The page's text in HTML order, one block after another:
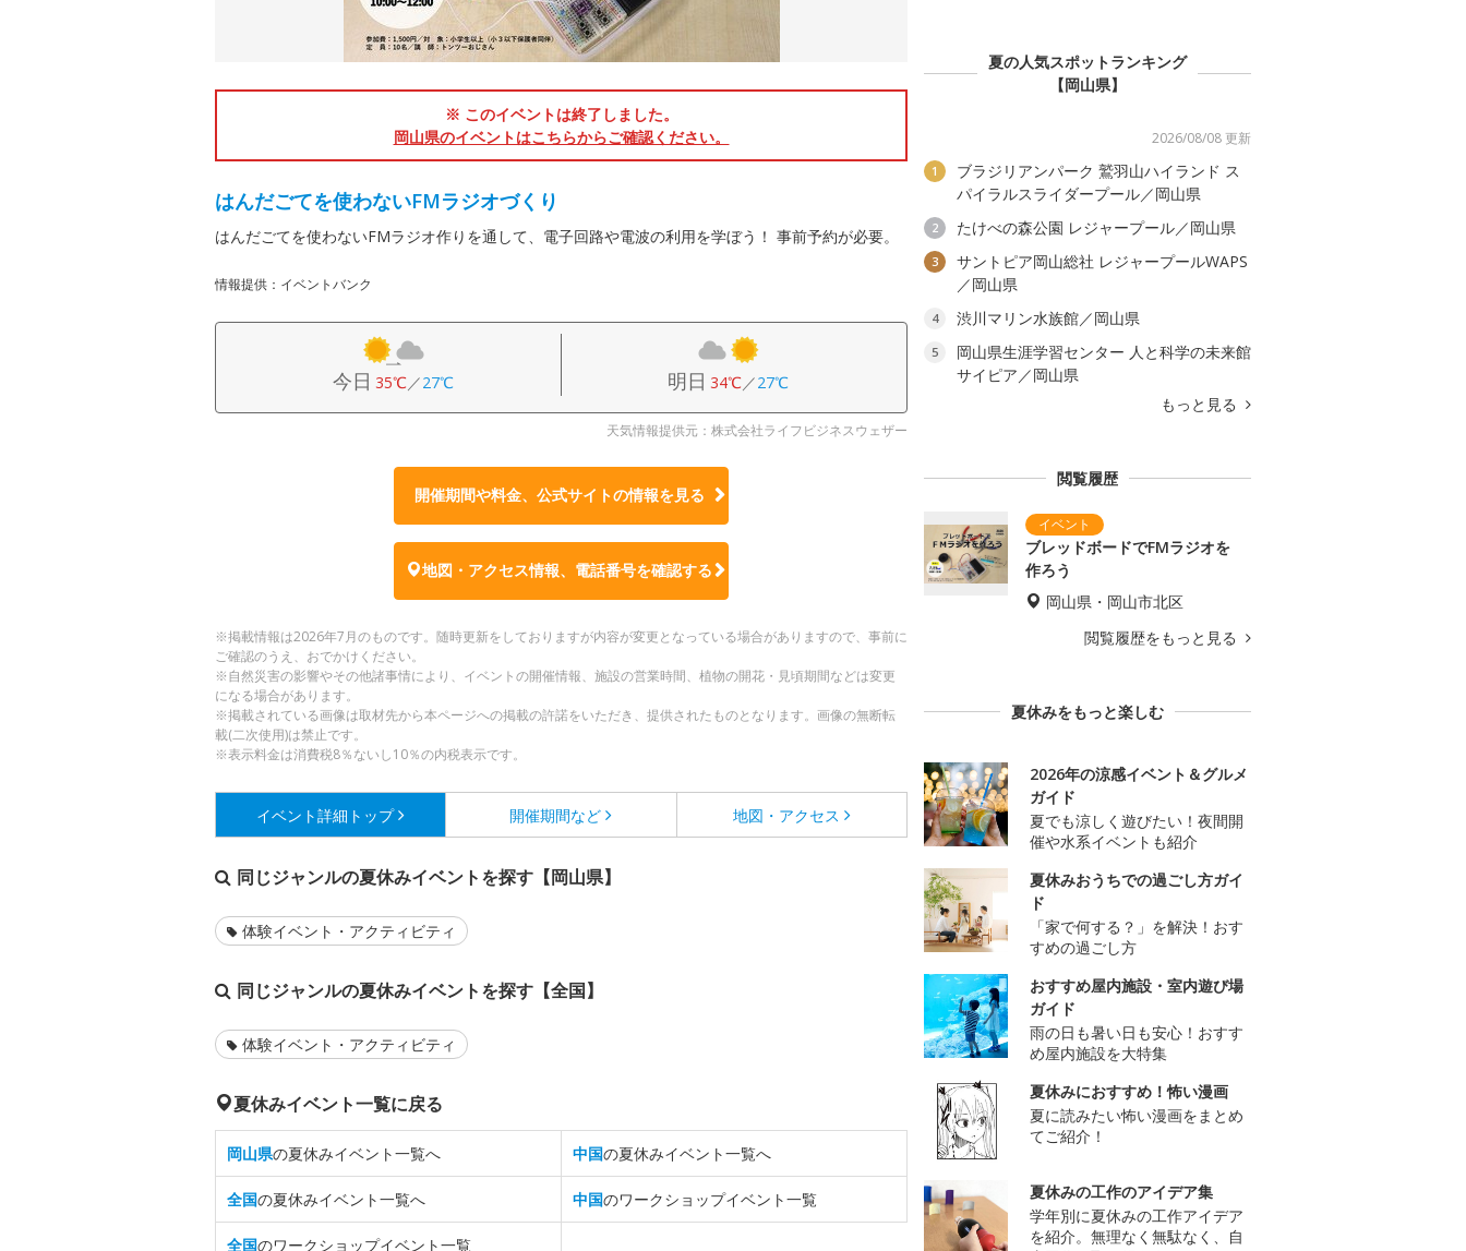
※ このイベントは終了しました。
岡山県のイベントはこちらからご確認ください。
はんだごてを使わないFMラジオづくり
はんだごてを使わないFMラジオ作りを通して、電子回路や電波の利用を学ぼう！ 事前予約が必要。
情報提供：イベントバンク
今日 35℃／27℃ 明日 34℃／27℃
天気情報提供元：株式会社ライフビジネスウェザー
開催期間や料金、公式サイトの情報を見る
地図・アクセス情報、電話番号を確認する
※掲載情報は2026年7月のものです。随時更新をしておりますが内容が変更となっている場合がありますので、事前に
ご確認のうえ、おでかけください。
※自然災害の影響やその他諸事情により、イベントの開催情報、施設の営業時間、植物の開花・見頃期間などは変更
になる場合があります。
※掲載されている画像は取材先から本ページへの掲載の許諾をいただき、提供されたものとなります。画像の無断転
載(二次使用)は禁止です。
※表示料金は消費税8％ないし10％の内税表示です。
イベント詳細 トップ 開催期間など 地図・アクセス
同じジャンルの夏休みイベントを探す【岡山県】
体験イベント・アクティビティ
同じジャンルの夏休みイベントを探す【全国】
体験イベント・アクティビティ
夏休みイベント一覧に戻る
岡山県の夏休みイベント一覧へ 中国の夏休みイベント一覧へ
全国の夏休みイベント一覧へ 中国のワークショップイベント一覧
全国のワークショップイベント一覧
夏の人気スポットランキング
【岡山県】
2026/08/08 更新
1
ブラジリアンパーク 鷲羽山ハイランド ス
パイラルスライダープール／岡山県
2 たけべの森公園 レジャープール／岡山県
3
サントピア岡山総社 レジャープールWAPS
／岡山県
4 渋川マリン水族館／岡山県
5
岡山県生涯学習センター 人と科学の未来館
サイピア／岡山県
もっと見る
閲覧履歴
ブレッドボードでFMラジオを
作ろう
岡山県・岡山市北区
閲覧履歴をもっと見る
夏休みをもっと楽しむ
2026年の涼感イベント＆グルメ
ガイド
夏でも涼しく遊びたい！夜間開
催や水系イベントも紹介
夏休みおうちでの過ごし方ガイ
ド
「家で何する？」を解決！おす
すめの過ごし方
おすすめ屋内施設・室内遊び場
ガイド
雨の日も暑い日も安心！おすす
め屋内施設を大特集
夏休みにおすすめ！怖い漫画
夏に読みたい怖い漫画をまとめ
てご紹介！
夏休みの工作のアイデア集
学年別に夏休みの工作アイデア
を紹介。無理なく無駄なく、自